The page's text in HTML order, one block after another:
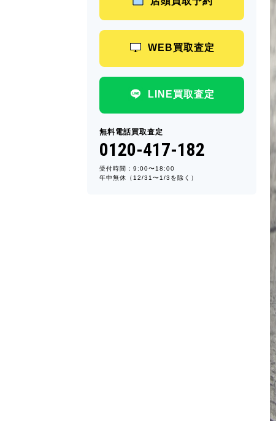
WEB買取査定
LINE買取査定
無料電話買取査定
0120-417-182
受付時間：9:00〜18:00
年中無休（12/31〜1/3を除く）